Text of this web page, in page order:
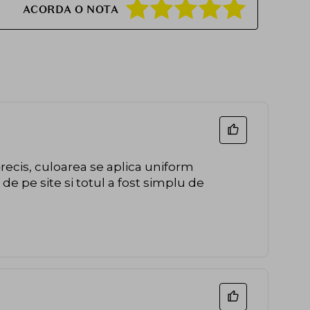
ACORDA O NOTA
culoarea se aplica uniform
pe site si totul a fost simplu de